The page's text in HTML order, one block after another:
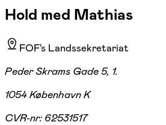
Hold med Mathias
FOF's Landssekretariat
Peder Skrams Gade 5, 1.
1054 København K
CVR-nr: 62531517